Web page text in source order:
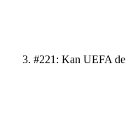
#221: Kan UEFA